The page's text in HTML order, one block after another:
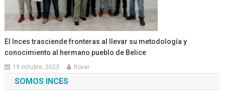
El Inces trasciende fronteras al llevar su metodología y
conocimiento al hermano pueblo de Belice
19 octubre, 2023 ltovar
SOMOS INCES